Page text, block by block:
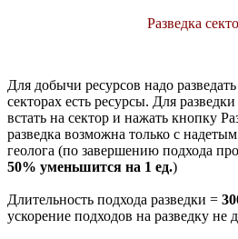
Разведка
Для добычи ресурсов надо
секторах есть ресурсы. Для
встать на сектор и нажать кнопку
разведка возможна только с
геолога (по завершению подхода
50% уменьшится на 1 ед.)
Длительность подхода разведки =
ускорение подходов на разведку не